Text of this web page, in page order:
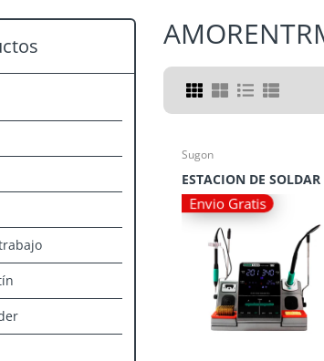
Sugon
Envio Gratis